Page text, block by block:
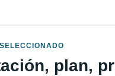
plan,